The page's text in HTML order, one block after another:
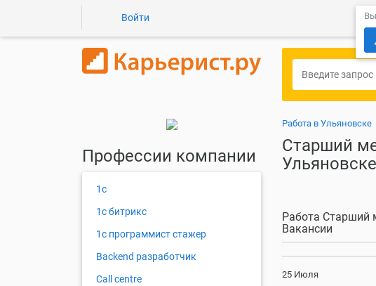
Войти
Работа в Ульяновске
Старший
Ульяновске
Работа Старший
Вакансии
25 Июля
Профессии компании
1с
1с битрикс
1с программист стажер
Backend разработчик
Call centre